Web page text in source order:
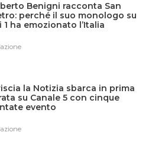
Benigni racconta San
perché il suo monologo su
1 ha emozionato l’Italia
la Notizia sbarca in prima
su Canale 5 con cinque
evento